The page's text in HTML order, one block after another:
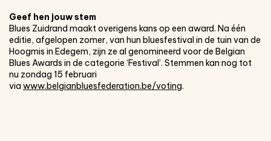
Geef hen jouw stem
Blues Zuidrand maakt overigens kans op een award. Na één
editie, afgelopen zomer, van hun bluesfestival in de tuin van de
Hoogmis in Edegem, zijn ze al genomineerd voor de Belgian
Blues Awards in de categorie ‘Festival’. Stemmen kan nog tot
nu zondag 15 februari
via www.belgianbluesfederation.be/voting.